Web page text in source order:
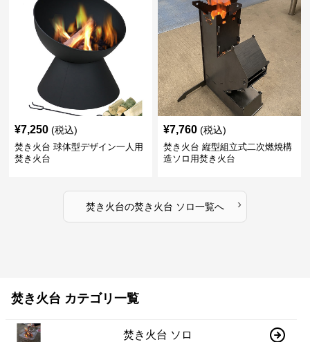
¥7,250 (税込)
焚き火台 球体型デザイン一人用
焚き火台
¥7,760 (税込)
焚き火台 縦型組立式二次燃焼構
造ソロ用焚き火台
焚き火台の焚き火台 ソロ一覧へ ›
焚き火台 カテゴリ一覧
焚き火台 ソロ